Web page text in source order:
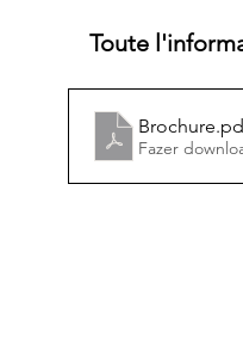
Toute
Brochure
Fazer